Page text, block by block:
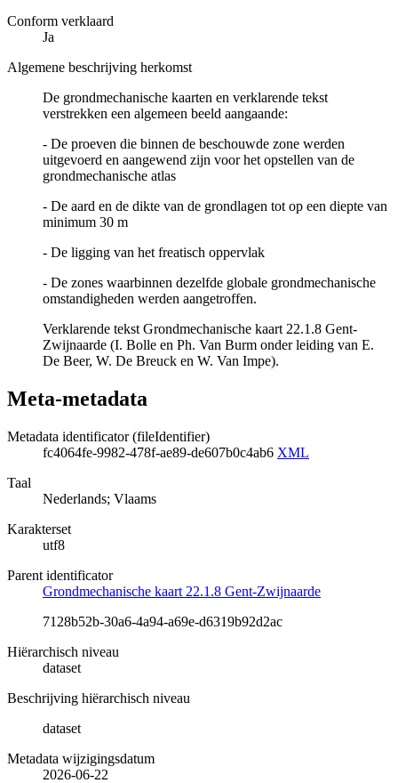
Conform verklaard
Ja
Algemene beschrijving herkomst
De grondmechanische kaarten en verklarende tekst
verstrekken een algemeen beeld aangaande:
- De proeven die binnen de beschouwde zone werden
uitgevoerd en aangewend zijn voor het opstellen van de
grondmechanische atlas
- De aard en de dikte van de grondlagen tot op een diepte van
minimum 30 m
- De ligging van het freatisch oppervlak
- De zones waarbinnen dezelfde globale grondmechanische
omstandigheden werden aangetroffen.
Verklarende tekst Grondmechanische kaart 22.1.8 Gent-
Zwijnaarde (I. Bolle en Ph. Van Burm onder leiding van E.
De Beer, W. De Breuck en W. Van Impe).
Meta-metadata
Metadata identificator (fileIdentifier)
fc4064fe-9982-478f-ae89-de607b0c4ab6 XML
Taal
Nederlands; Vlaams
Karakterset
utf8
Parent identificator
Grondmechanische kaart 22.1.8 Gent-Zwijnaarde
7128b52b-30a6-4a94-a69e-d6319b92d2ac
Hiërarchisch niveau
dataset
Beschrijving hiërarchisch niveau
dataset
Metadata wijzigingsdatum
2026-06-22